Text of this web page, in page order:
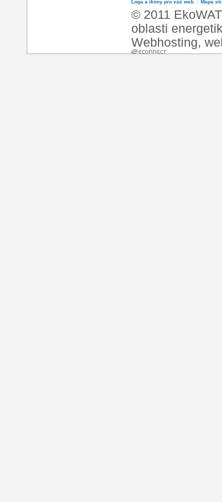
Loga a ikony pro váš web Mapa
© 2011
oblasti
Webhosting,